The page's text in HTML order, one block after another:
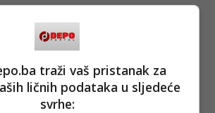
traži vaš pristanak za
ličnih podataka u sljedeće
svrhe: